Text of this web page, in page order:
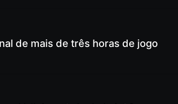
de mais de três horas de jogo